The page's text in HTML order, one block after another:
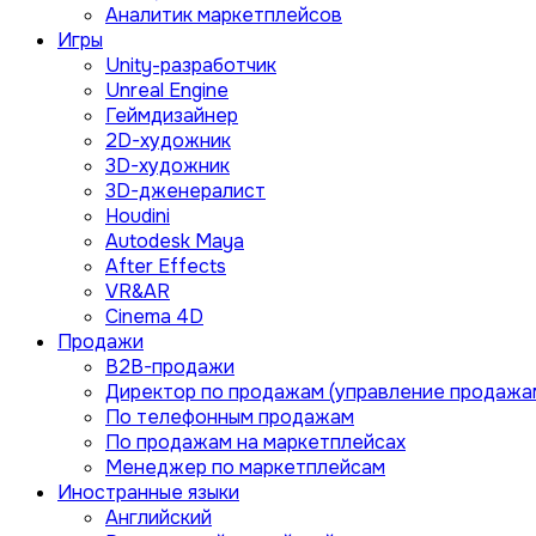
Аналитик маркетплейсов
Игры
Unity-разработчик
Unreal Engine
Геймдизайнер
2D-художник
3D-художник
3D-дженералист
Houdini
Autodesk Maya
After Effects
VR&AR
Cinema 4D
Продажи
B2B-продажи
Директор по продажам (управление
По телефонным продажам
По продажам на маркетплейсах
Менеджер по маркетплейсам
Иностранные языки
Английский